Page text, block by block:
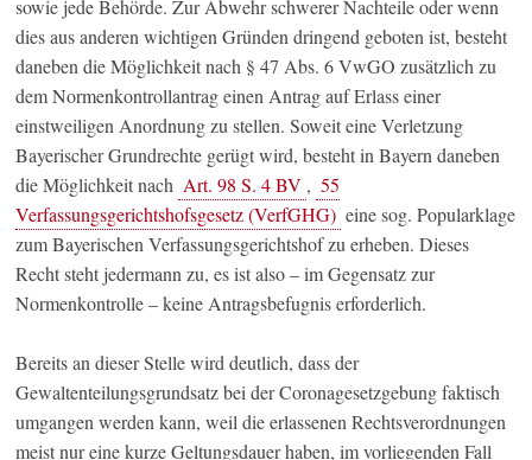
sowie jede Behörde. Zur Abwehr schwerer Nachteile oder wenn
dies aus anderen wichtigen Gründen dringend geboten ist, besteht
daneben die Möglichkeit nach § 47 Abs. 6 VwGO zusätzlich zu
dem Normenkontrollantrag einen Antrag auf Erlass einer
einstweiligen Anordnung zu stellen. Soweit eine Verletzung
Bayerischer Grundrechte gerügt wird, besteht in Bayern daneben
die Möglichkeit nach Art. 98 S. 4 BV , 55
Verfassungsgerichtshofsgesetz (VerfGHG) eine sog. Popularklage
zum Bayerischen Verfassungsgerichtshof zu erheben. Dieses
Recht steht jedermann zu, es ist also – im Gegensatz zur
Normenkontrolle – keine Antragsbefugnis erforderlich.
Bereits an dieser Stelle wird deutlich, dass der
Gewaltenteilungsgrundsatz bei der Coronagesetzgebung faktisch
umgangen werden kann, weil die erlassenen Rechtsverordnungen
meist nur eine kurze Geltungsdauer haben, im vorliegenden Fall